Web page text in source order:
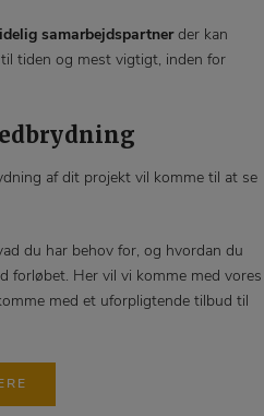
samarbejdspartnerder kan
tiden og mest vigtigt, inden for
af dit projekt vil komme til at se
du har behov for, og hvordan du
forløbet. Her vil vi komme med vores
med et uforpligtende tilbud til